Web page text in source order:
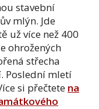
stavební
mlýn. Jde
už více než 400
ohrožených
střecha
Poslední mletí
si přečtete na